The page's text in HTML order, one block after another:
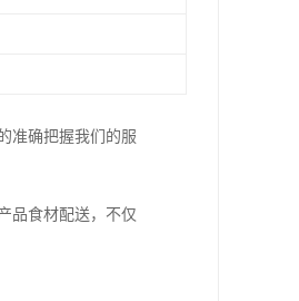
准确把握我们的服
品食材配送，不仅